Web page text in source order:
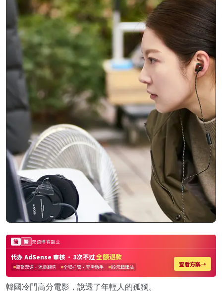
韓國冷門高分電影，說透了年輕人的孤獨。